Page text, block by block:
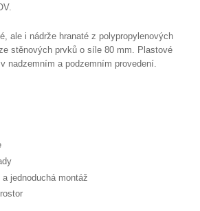
ale i nádrže hranaté z polypropylenových
stěnových prvků o síle 80 mm. Plastové
nadzemním a podzemním provedení.
jednoduchá montáž